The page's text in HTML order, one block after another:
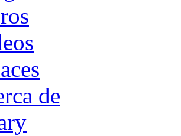
de